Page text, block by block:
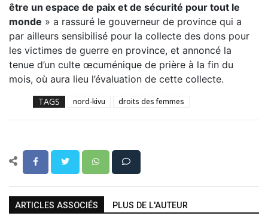
être un espace de paix et de sécurité pour tout le
monde » a rassuré le gouverneur de province qui a
par ailleurs sensibilisé pour la collecte des dons pour
les victimes de guerre en province, et annoncé la
tenue d’un culte œcuménique de prière à la fin du
mois, où aura lieu l’évaluation de cette collecte.
TAGS nord-kivu droits des femmes
ARTICLES ASSOCIÉS PLUS DE L'AUTEUR